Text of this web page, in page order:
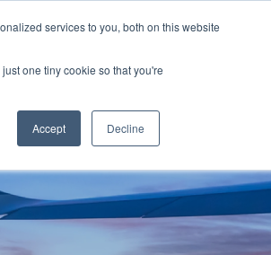
services to you, both on this website
one tiny cookie so that you're
Accept Decline
流
ス
たく若手社員